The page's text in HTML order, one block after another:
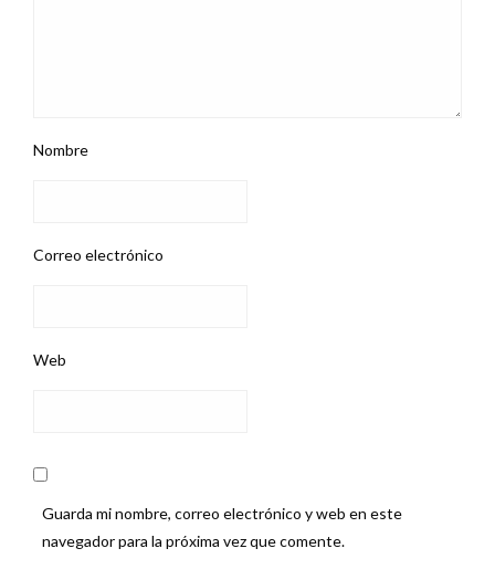
Nombre
Correo electrónico
Web
Guarda mi nombre, correo electrónico y web en este
navegador para la próxima vez que comente.